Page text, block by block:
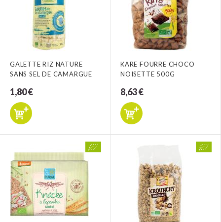
GALETTE RIZ NATURE
SANS SEL DE CAMARGUE
1,80 €
KARE FOURRE CHOCO
NOISETTE 500G
8,63 €